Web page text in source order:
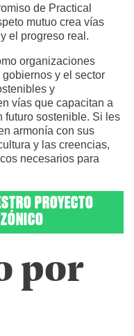
de Practical
mutuo crea vías
el progreso real.
organizaciones
y el sector
y
vías que capacitan a
futuro sostenible. Si les
armonía con sus
y las creencias,
necesarios para
PROYECTO
por